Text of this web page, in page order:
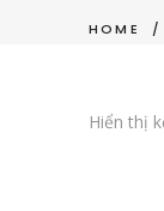
HOME /
Hiển thị